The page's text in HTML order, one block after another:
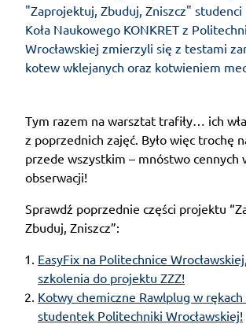
"Zaprojektuj, Zbuduj, Zniszcz"
Koła Naukowego KONKRET z
Wrocławskiej zmierzyli się z testami
kotew wklejanych oraz kotwieniem
Tym razem na warsztat trafiły… ich
z poprzednich zajęć. Było więc trochę
przede wszystkim – mnóstwo cennych
obserwacji!
Sprawdź poprzednie części projektu
Zbuduj, Zniszcz”:
EasyFix na Politechnice
szkolenia do projektu ZZZ!
Kotwy chemiczne Rawlplug w
studentek Politechniki Wrocławskiej!